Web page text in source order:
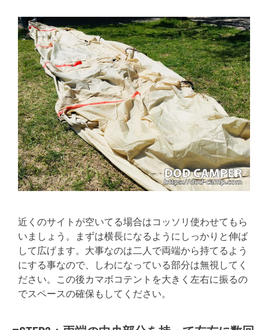
近くのサイトが空いてる場合はコッソリ使わせてもら
いましょう。まずは横長になるようにしっかりと伸ば
して広げます。大事なのは二人で両端から持てるよう
にする事なので、しわになっている部分は無視してく
ださい。この後カマボコテントを大きく左右に振るの
でスペースの確保もしてください。